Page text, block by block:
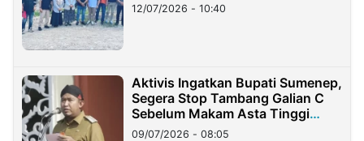
12/07/2026 - 10:40
Aktivis Ingatkan Bupati Sumenep,
Segera Stop Tambang Galian C
Sebelum Makam Asta Tinggi
Longsor
09/07/2026 - 08:05